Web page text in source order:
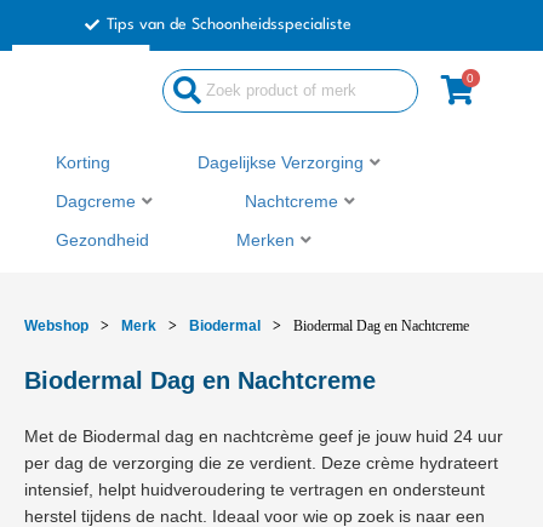
Tips van de Schoonheidsspecialiste
Search
...
0
Korting Dagelijkse Verzorging
Dagcreme Nachtcreme
Gezondheid Merken
Webshop > Merk > Biodermal > Biodermal Dag en Nachtcreme
Biodermal Dag en Nachtcreme
Met de Biodermal dag en nachtcrème geef je jouw huid 24 uur
per dag de verzorging die ze verdient. Deze crème hydrateert
intensief, helpt huidveroudering te vertragen en ondersteunt
herstel tijdens de nacht. Ideaal voor wie op zoek is naar een